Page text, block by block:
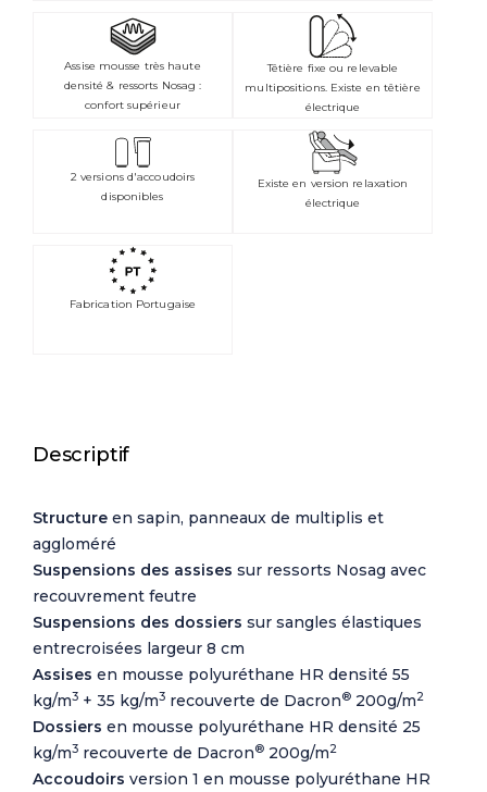
Assise mousse très haute
densité & ressorts Nosag :
confort supérieur
Têtière fixe ou relevable
multipositions. Existe en têtière
électrique
2 versions d'accoudoirs
disponibles
Existe en version relaxation
électrique
Fabrication Portugaise
Descriptif
Structure en sapin, panneaux de multiplis et
aggloméré
Suspensions des assises sur ressorts Nosag avec
recouvrement feutre
Suspensions des dossiers sur sangles élastiques
entrecroisées largeur 8 cm
Assises en mousse polyuréthane HR densité 55
kg/m3 + 35 kg/m3 recouverte de Dacron® 200g/m2
Dossiers en mousse polyuréthane HR densité 25
kg/m3 recouverte de Dacron® 200g/m2
Accoudoirs version 1 en mousse polyuréthane HR